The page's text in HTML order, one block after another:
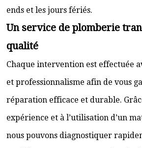
ends et les jours fériés.
Un service de plomberie
qualité
Chaque intervention est effectuée
et professionnalisme afin de vous
réparation efficace et durable.
expérience et à l’utilisation d’un
nous pouvons diagnostiquer